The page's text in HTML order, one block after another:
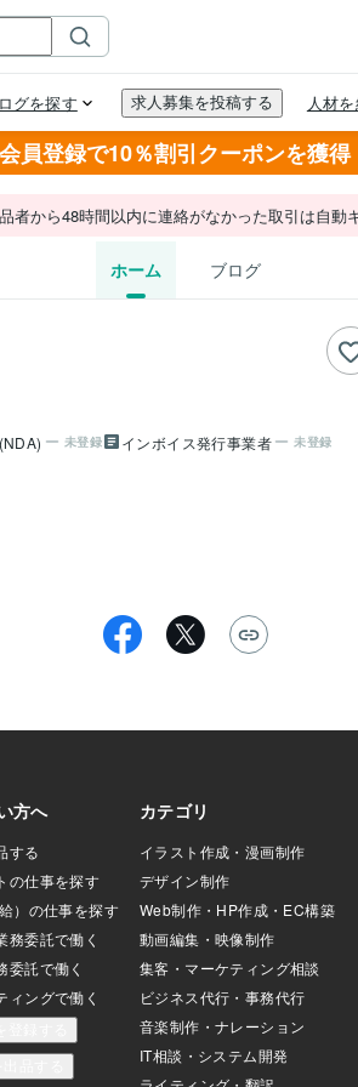
会員登録で10％割引クーポンを獲得
から48時間以内に連絡がなかった取引は自動
ホーム ブログ
未登録 インボイス発行事業者 未登録